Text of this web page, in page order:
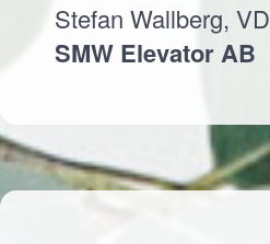
Stefan Wallberg, VD
SMW Elevator AB